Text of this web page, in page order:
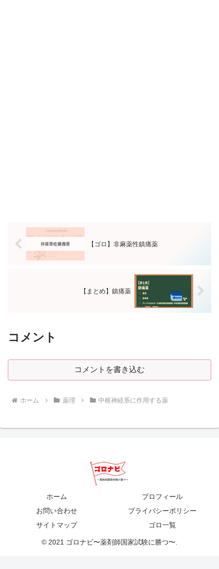
【ゴロ】非麻薬性鎮痛薬
【まとめ】鎮痛薬
コメント
コメントを書き込む
ホーム 薬理 中枢神経系に作用する薬
ホーム
プロフィール
お問い合わせ
プライバシーポリシー
サイトマップ
ゴロ一覧
© 2021 ゴロナビ〜薬剤師国家試験に勝つ〜.